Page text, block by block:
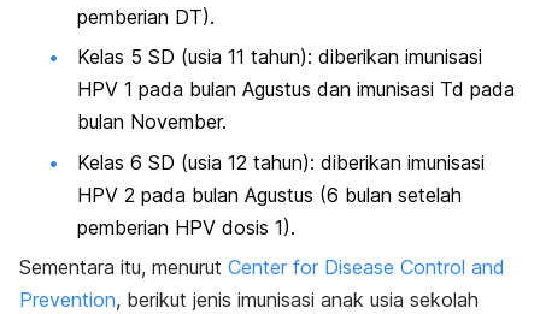
pemberian DT).
Kelas 5 SD (usia 11 tahun): diberikan imunisasi
HPV 1 pada bulan Agustus dan imunisasi Td pada
bulan November.
Kelas 6 SD (usia 12 tahun): diberikan imunisasi
HPV 2 pada bulan Agustus (6 bulan setelah
pemberian HPV dosis 1).
Sementara itu, menurut Center for Disease Control and
Prevention, berikut jenis imunisasi anak usia sekolah